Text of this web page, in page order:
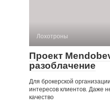
Лохотроны
Проект
разоблачение
Для брокерской
интересов клиентов. Даже
качество